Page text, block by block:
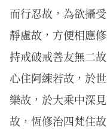
而行忍故，為欲攝
靜慮故，方便相應
持戒破戒善友無二
心住阿練若故，於
樂故，於大乘中深
故，恆修治四梵住